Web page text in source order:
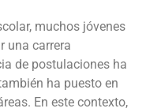
muchos jóvenes
una carrera
de postulaciones ha
ha puesto en
En este contexto,